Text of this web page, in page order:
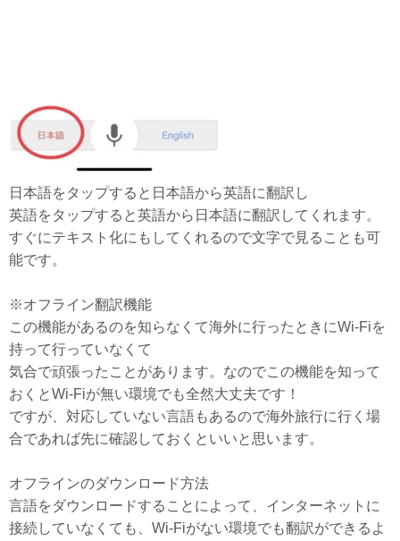
日本語をタップすると日本語から英語に翻訳し
英語をタップすると英語から日本語に翻訳してくれます。
すぐにテキスト化にもしてくれるので文字で見ることも可
能です。
※オフライン翻訳機能
この機能があるのを知らなくて海外に行ったときにWi-Fiを
持って行っていなくて
気合で頑張ったことがあります。なのでこの機能を知って
おくとWi-Fiが無い環境でも全然大丈夫です！
ですが、対応していない言語もあるので海外旅行に行く場
合であれば先に確認しておくといいと思います。
オフラインのダウンロード方法
言語をダウンロードすることによって、インターネットに
接続していなくても、Wi-Fiがない環境でも翻訳ができるよ